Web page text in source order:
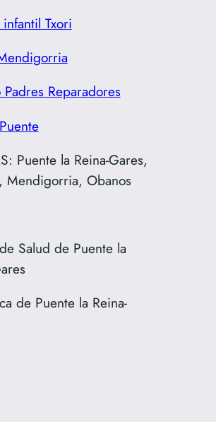
infantil Txori
Reparadores
Puente la Reina-Gares,
Mendigorria, Obanos
Salud de Puente la
de Puente la Reina-